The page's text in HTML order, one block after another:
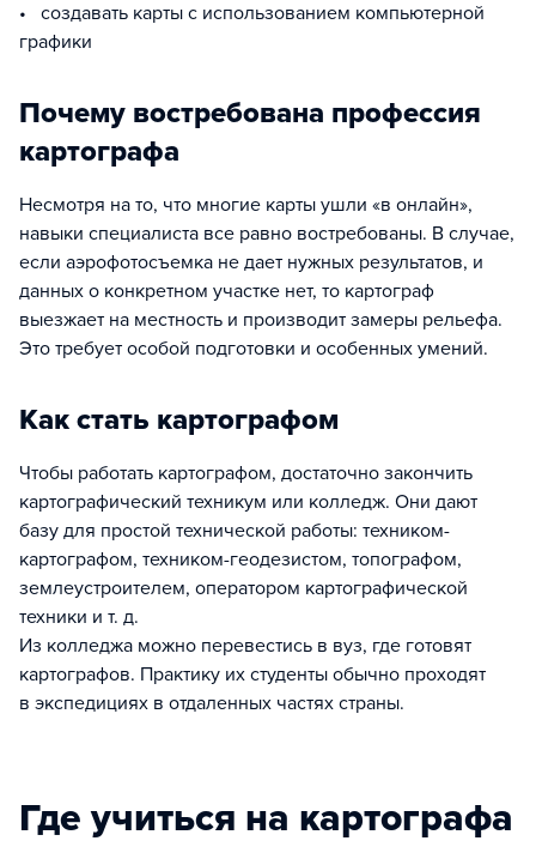
• создавать карты с использованием компьютерной
графики
Почему востребована профессия
картографа
Несмотря на то, что многие карты ушли «в онлайн»,
навыки специалиста все равно востребованы. В случае,
если аэрофотосъемка не дает нужных результатов, и
данных о конкретном участке нет, то картограф
выезжает на местность и производит замеры рельефа.
Это требует особой подготовки и особенных умений.
Как стать картографом
Чтобы работать картографом, достаточно закончить
картографический техникум или колледж. Они дают
базу для простой технической работы: техником-
картографом, техником-геодезистом, топографом,
землеустроителем, оператором картографической
техники и т. д.
Из колледжа можно перевестись в вуз, где готовят
картографов. Практику их студенты обычно проходят
в экспедициях в отдаленных частях страны.
Где учиться на картографа